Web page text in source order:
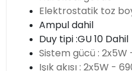
Elektrostatik toz
Ampul dahil
Duy tipi :GU 10 Dahil
Sistem gücü :
Işık akısı : 2x5W -